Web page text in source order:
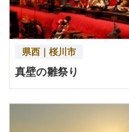
県西｜桜川市
真壁の雛祭り